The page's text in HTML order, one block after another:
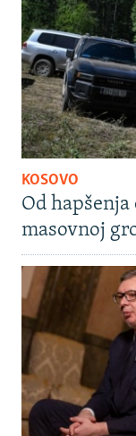
KOSOVO
Od hapšenja
masovnoj